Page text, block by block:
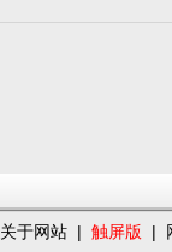
关于网站 | 触屏版 |